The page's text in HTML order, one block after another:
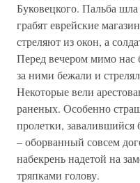
Буковецкого. Пальба
грабят еврейские
стреляют из окон, а
Перед вечером мимо нас
за ними бежали и
Некоторые вели
раненых. Особенно
пролетки, завалившийся
– оборванный совсем
набекрень надетой на
тряпками голову.